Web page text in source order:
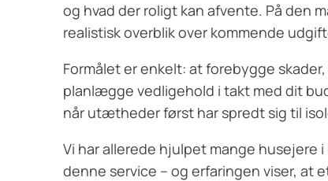
og hvad der roligt kan afvente. På den
realistisk overblik over kommende
Formålet er enkelt: at forebygge
planlægge vedligehold i takt med dit
når utætheder først har spredt sig til
Vi har allerede hjulpet mange
denne service – og erfaringen viser, at